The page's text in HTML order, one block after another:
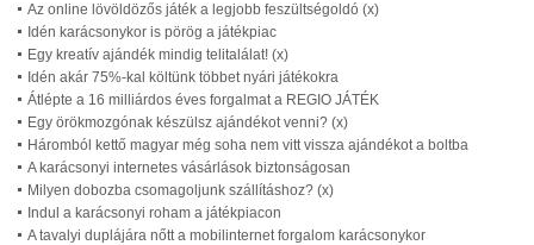
Az online lövöldözős játék a legjobb feszültségoldó (x)
Idén karácsonykor is pörög a játékpiac
Egy kreatív ajándék mindig telitalálat! (x)
Idén akár 75%-kal költünk többet nyári játékokra
Átlépte a 16 milliárdos éves forgalmat a REGIO JÁTÉK
Egy örökmozgónak készülsz ajándékot venni? (x)
Háromból kettő magyar még soha nem vitt vissza ajándékot a boltba
A karácsonyi internetes vásárlások biztonságosan
Milyen dobozba csomagoljunk szállításhoz? (x)
Indul a karácsonyi roham a játékpiacon
A tavalyi duplájára nőtt a mobilinternet forgalom karácsonykor